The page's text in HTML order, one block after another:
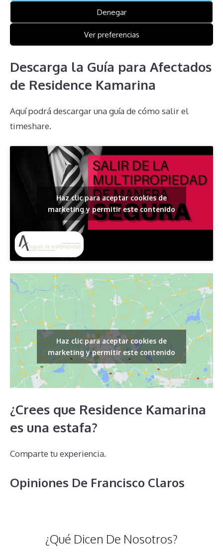
Denegar
Ver preferencias
adecuada, son pasos cruciales para manejar estos
desafíos de manera efectiva.antes de tomar
cualquier decisión precipitada.
Descarga la Guía para Afectados
de Residence Kamarina
Aquí podrá descargar una guía de cómo salir el
timeshare.
Haz clic para aceptar cookies de
marketing y permitir este contenido
Haz clic para aceptar cookies de
marketing y permitir este contenido
¿Crees que Residence Kamarina
es una estafa?
Comparte tu experiencia.
Opiniones De Francisco Claros
¿Qué Dicen De Nosotros?